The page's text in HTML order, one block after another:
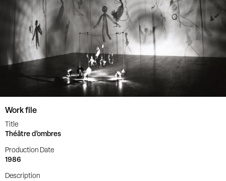
Work file
Title
Théâtre d’ombres
Production Date
1986
Description